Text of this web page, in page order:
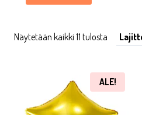
Näytetään kaikki 11 tulosta
ALE!